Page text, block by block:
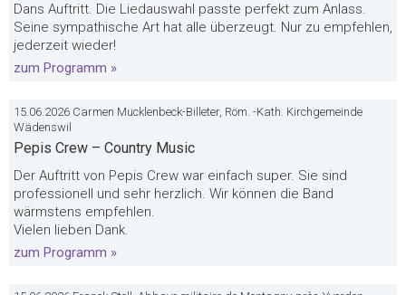
Dans Auftritt. Die Liedauswahl passte perfekt zum Anlass.
Seine sympathische Art hat alle überzeugt. Nur zu empfehlen,
jederzeit wieder!
zum Programm »
15.06.2026 Carmen Mucklenbeck-Billeter, Röm. -Kath. Kirchgemeinde
Wädenswil
Pepis Crew – Country Music
Der Auftritt von Pepis Crew war einfach super. Sie sind
professionell und sehr herzlich. Wir können die Band
wärmstens empfehlen.
Vielen lieben Dank.
zum Programm »